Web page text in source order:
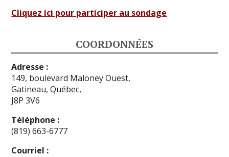
Cliquez ici pour participer au sondage
COORDONNÉES
Adresse :
149, boulevard Maloney Ouest,
Gatineau, Québec,
J8P 3V6
Téléphone :
(819) 663-6777
Courriel :